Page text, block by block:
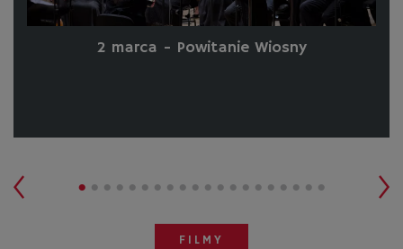
2 marca - Powitanie Wiosny
• • • • • • • • • • • • • • • • • • • •
FILMY